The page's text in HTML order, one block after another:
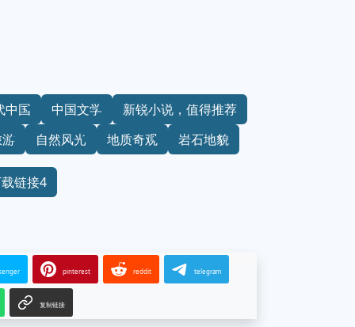
中国 中国文学
新锐小说，值得推荐
自然风光 地质奇观 岩石地貌
链接4
pinterest reddit telegram
复制链接